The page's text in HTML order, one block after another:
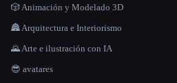
🎲 Animación y Modelado 3D
🏯 Arquitectura e Interiorismo
🌄 Arte e ilustración con IA
😎 avatares